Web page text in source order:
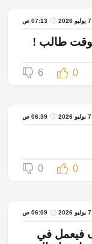
7 يوليو 2026 07:13 ص
طالب !
0
6
7 يوليو 2026 06:39 ص
0
0
7 يوليو 2026 06:09 ص
فيعمل في